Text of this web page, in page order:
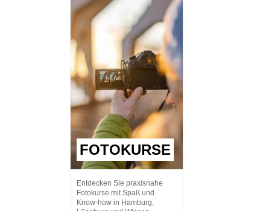
FOTOKURSE
Entdecken Sie praxisnahe
Fotokurse mit Spaß und
Know-how in Hamburg,